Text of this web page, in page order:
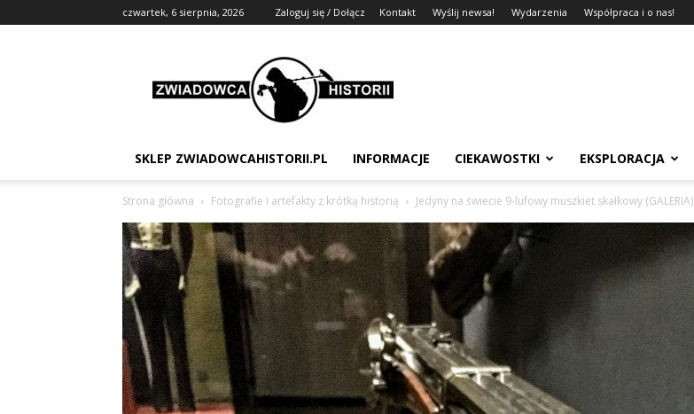
czwartek, 6 sierpnia, 2026 Zaloguj się / Dołącz Kontakt Wyślij newsa! Wydarzenia Współpraca i o nas!
Zwiadowca
Historii
SKLEP ZWIADOWCAHISTORII.PL INFORMACJE CIEKAWOSTKI EKSPLORACJA
Strona główna Fotografie i artefakty z krótką historią Jedyny na świecie 9-lufowy muszkiet skałkowy (GALERIA)